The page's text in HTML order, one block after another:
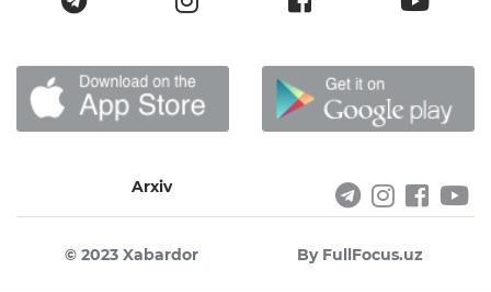
Arxiv
© 2023 Xabardor By FullFocus.uz